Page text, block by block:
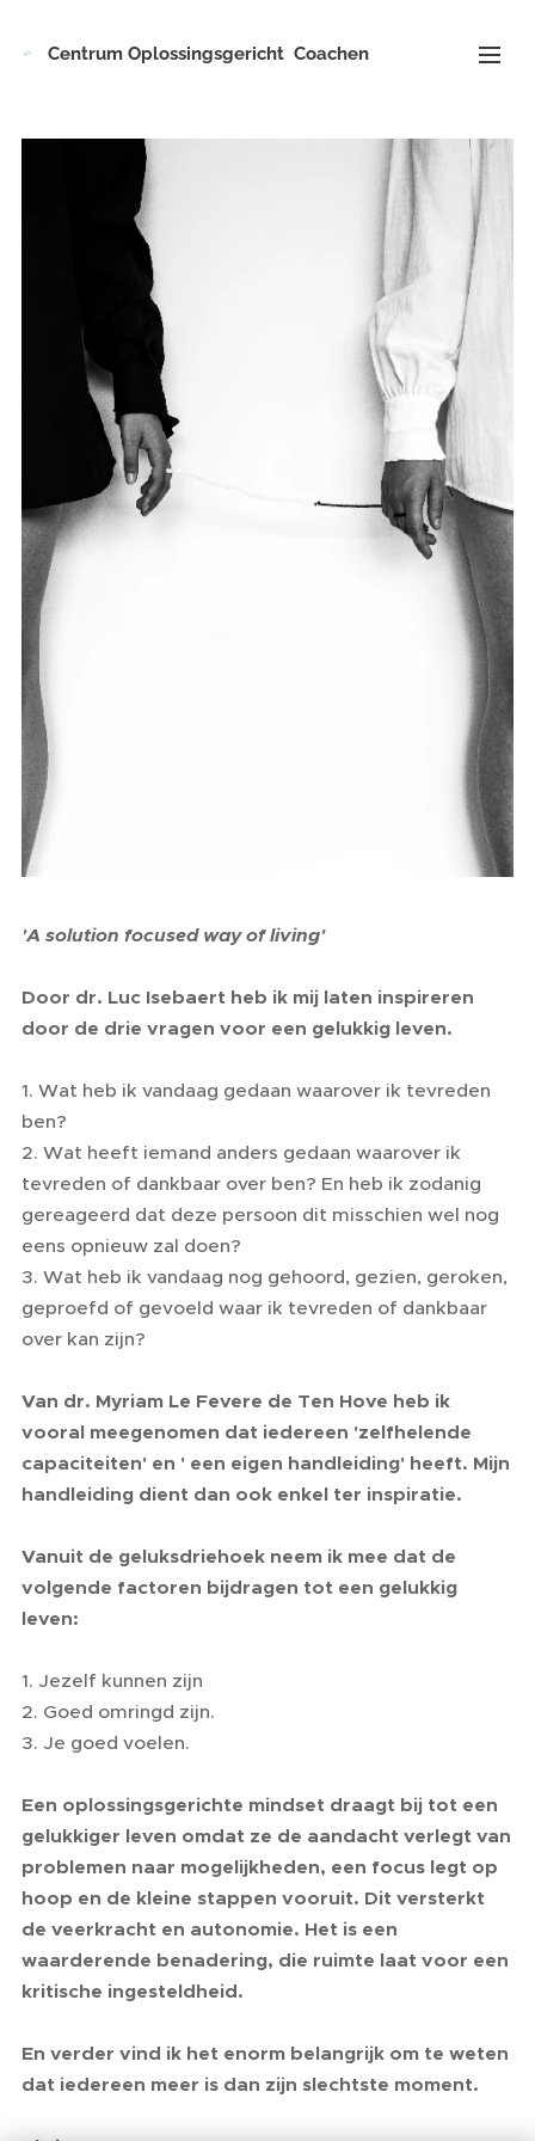
Centrum Oplossingsgericht Coachen
'A solution focused way of living'
Door dr. Luc Isebaert heb ik mij laten inspireren
door de drie vragen voor een gelukkig leven.
1. Wat heb ik vandaag gedaan waarover ik tevreden
ben?
2. Wat heeft iemand anders gedaan waarover ik
tevreden of dankbaar over ben? En heb ik zodanig
gereageerd dat deze persoon dit misschien wel nog
eens opnieuw zal doen?
3. Wat heb ik vandaag nog gehoord, gezien, geroken,
geproefd of gevoeld waar ik tevreden of dankbaar
over kan zijn?
Van dr. Myriam Le Fevere de Ten Hove heb ik
vooral meegenomen dat iedereen 'zelfhelende
capaciteiten' en ' een eigen handleiding' heeft. Mijn
handleiding dient dan ook enkel ter inspiratie.
Vanuit de geluksdriehoek neem ik mee dat de
volgende factoren bijdragen tot een gelukkig
leven:
1. Jezelf kunnen zijn
2. Goed omringd zijn.
3. Je goed voelen.
Een oplossingsgerichte mindset draagt bij tot een
gelukkiger leven omdat ze de aandacht verlegt van
problemen naar mogelijkheden, een focus legt op
hoop en de kleine stappen vooruit. Dit versterkt
de veerkracht en autonomie. Het is een
waarderende benadering, die ruimte laat voor een
kritische ingesteldheid.
En verder vind ik het enorm belangrijk om te weten
dat iedereen meer is dan zijn slechtste moment.